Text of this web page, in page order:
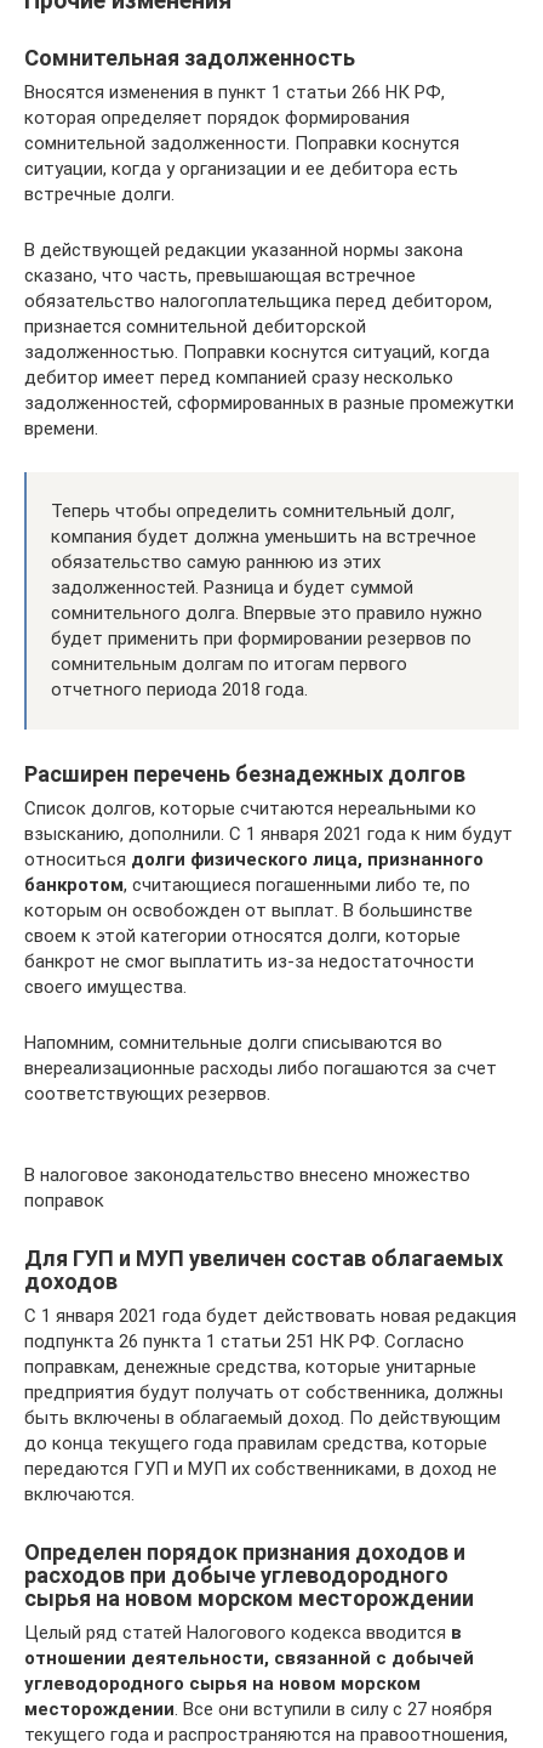
Сомнительная задолженность
Вносятся изменения в пункт 1 статьи 266 НК РФ,
которая определяет порядок формирования
сомнительной задолженности. Поправки коснутся
ситуации, когда у организации и ее дебитора есть
встречные долги.
В действующей редакции указанной нормы закона
сказано, что часть, превышающая встречное
обязательство налогоплательщика перед дебитором,
признается сомнительной дебиторской
задолженностью. Поправки коснутся ситуаций, когда
дебитор имеет перед компанией сразу несколько
задолженностей, сформированных в разные промежутки
времени.
Теперь чтобы определить сомнительный долг,
компания будет должна уменьшить на встречное
обязательство самую раннюю из этих
задолженностей. Разница и будет суммой
сомнительного долга. Впервые это правило нужно
будет применить при формировании резервов по
сомнительным долгам по итогам первого
отчетного периода 2018 года.
Расширен перечень безнадежных долгов
Список долгов, которые считаются нереальными ко
взысканию, дополнили. С 1 января 2021 года к ним будут
относиться долги физического лица, признанного
банкротом, считающиеся погашенными либо те, по
которым он освобожден от выплат. В большинстве
своем к этой категории относятся долги, которые
банкрот не смог выплатить из-за недостаточности
своего имущества.
Напомним, сомнительные долги списываются во
внереализационные расходы либо погашаются за счет
соответствующих резервов.
В налоговое законодательство внесено множество
поправок
Для ГУП и МУП увеличен состав облагаемых
доходов
С 1 января 2021 года будет действовать новая редакция
подпункта 26 пункта 1 статьи 251 НК РФ. Согласно
поправкам, денежные средства, которые унитарные
предприятия будут получать от собственника, должны
быть включены в облагаемый доход. По действующим
до конца текущего года правилам средства, которые
передаются ГУП и МУП их собственниками, в доход не
включаются.
Определен порядок признания доходов и
расходов при добыче углеводородного
сырья на новом морском месторождении
Целый ряд статей Налогового кодекса вводится в
отношении деятельности, связанной с добычей
углеводородного сырья на новом морском
месторождении. Все они вступили в силу с 27 ноября
текущего года и распространяются на правоотношения,